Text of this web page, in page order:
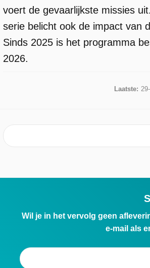
voert de gevaarlijkste missies
serie belicht ook de impact van
Sinds 2025 is het programma
2026.
Laatste:
Wil je in het vervolg geen
e-mail als